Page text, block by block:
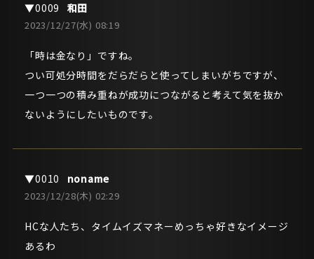
和田
2023/12/27(水) 08:19
「時は金なり」ですね。
つい可処分時間をだらだらと使ってしまいがちですが、
一つ一つの積み重ねが成功につながると考えて気を抜か
ないようにしたいものです。
noname
2023/12/28(木) 02:29
HCな人たち、タイムイズマネーめっちゃ好きなイメージ
あるわ